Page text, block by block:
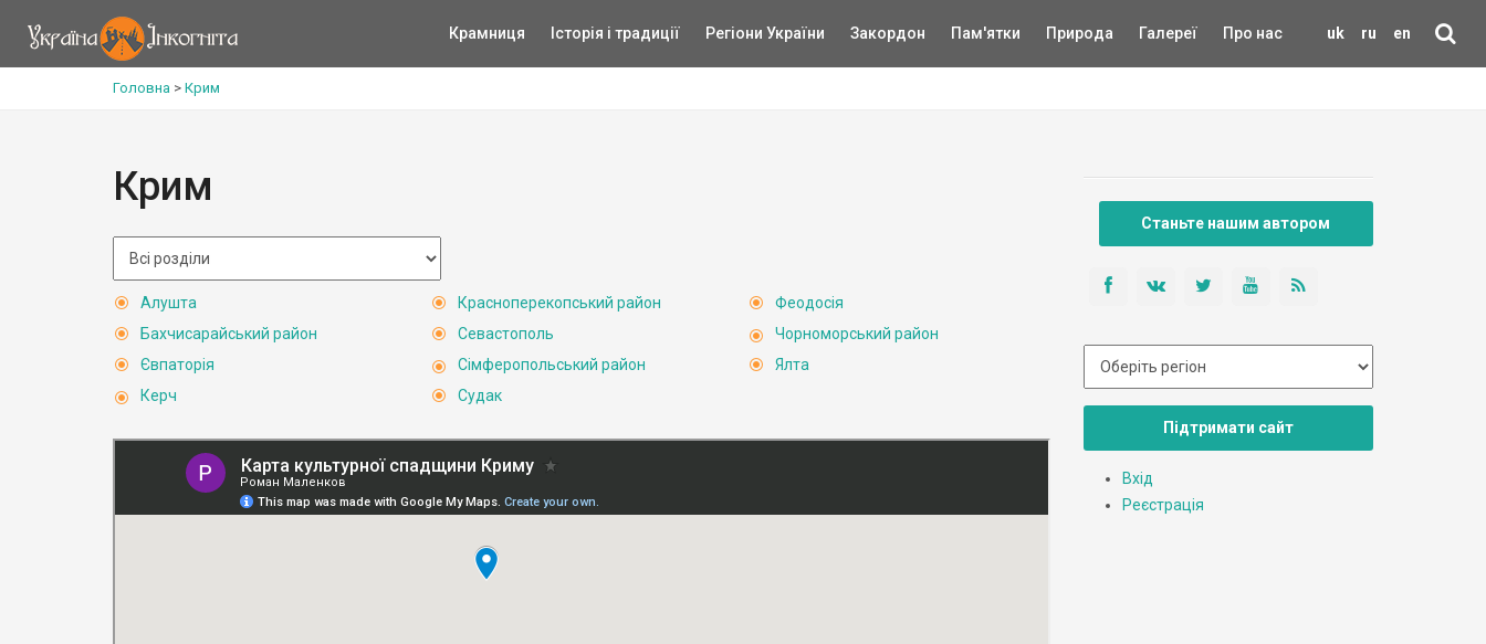
uk ru en
Крамниця Історія і традиції Регіони України Закордон Пам'ятки Природа Галереї Про нас
Головна > Крим
Крим
Алушта
Бахчисарайський район
Євпаторія
Керч
Красноперекопський район
Севастополь
Сімферопольський район
Судак
Феодосія
Чорноморський район
Ялта
Станьте нашим автором
Підтримати сайт
Вхід
Реєстрація